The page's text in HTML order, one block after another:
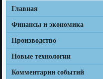
Главная
Финансы и экономика
Производство
Новые технологии
Комментарии событий